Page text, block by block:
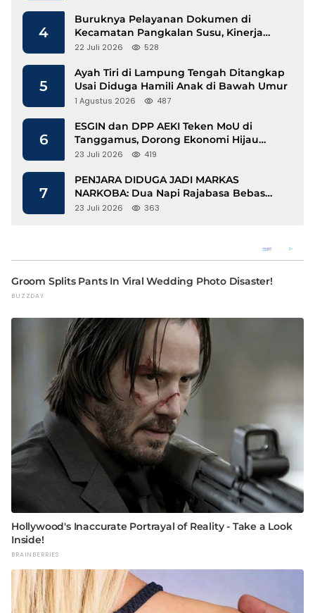
4
Buruknya Pelayanan Dokumen di
Kecamatan Pangkalan Susu, Kinerja
Disdukcapil Langkat Disorot
22 Juli 2026 528
5
Ayah Tiri di Lampung Tengah Ditangkap
Usai Diduga Hamili Anak di Bawah Umur
1 Agustus 2026 487
6
ESGIN dan DPP AEKI Teken MoU di
Tanggamus, Dorong Ekonomi Hijau
Berbasis Kopi dan Perdagangan Karbon
23 Juli 2026 419
7
PENJARA DIDUGA JADI MARKAS
NARKOBA: Dua Napi Rajabasa Bebas
Gunakan HP, Muncul Dugaan
23 Juli 2026 363